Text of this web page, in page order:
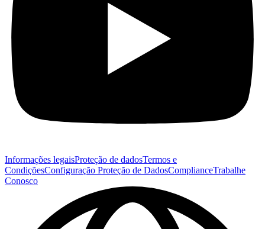
Informações legaisProteção de dadosTermos e
CondiçõesConfiguração Proteção de DadosComplianceTrabalhe
Conosco